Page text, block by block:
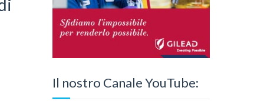
Il nostro Canale YouTube: